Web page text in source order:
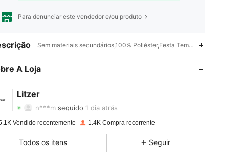
Para denunciar este vendedor e/ou produto
Sem materiais secundários,100% Poliéster,Festa Temática
A Loja
Litzer
4,92 30 898
4,92
4,92
n***m seguido 1 dia atrás
4,92 Classificação
4,92 30 898
Vendido recentemente 1.4K Compra recorrente
Todos os itens Seguir